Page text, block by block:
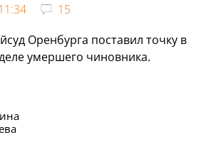
15
Оренбурга поставил точку в
умершего чиновника.